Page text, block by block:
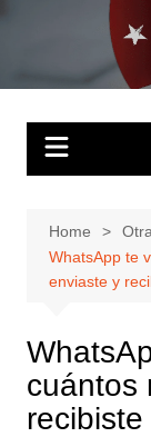
Home
WhatsApp te
enviaste y
cuántos